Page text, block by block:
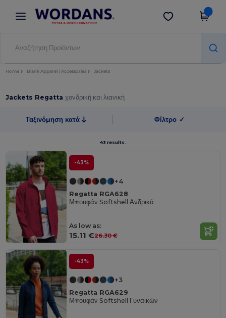
× Εφαρμογή Wordans
Καλύτερες τιμές στην εφαρμογή!
Λήψη app
Home Blank Apparel | Accessories Jackets
Jackets Regattaχονδρική και λιανική
Ταξινόμηση κατά Φίλτρο ✓
43 results.
-43%
+4
Regatta RGA628
Μπουφάν Softshell Ανδρικό
As low as:
15.11 €26.30 €
-43%
+3
Regatta RGA629
Μπουφάν Softshell Γυναικών